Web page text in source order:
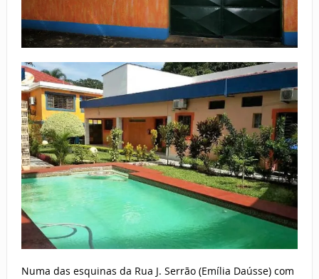
Numa das esquinas da Rua J. Serrão (Emília Daússe) com